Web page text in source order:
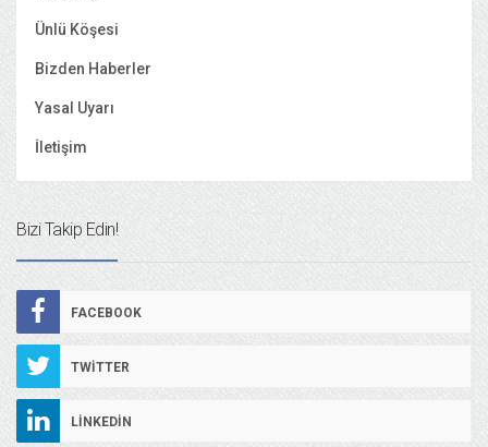
Ünlü Köşesi
Bizden Haberler
Yasal Uyarı
İletişim
Bizi Takip Edin!
FACEBOOK
TWITTER
LINKEDIN